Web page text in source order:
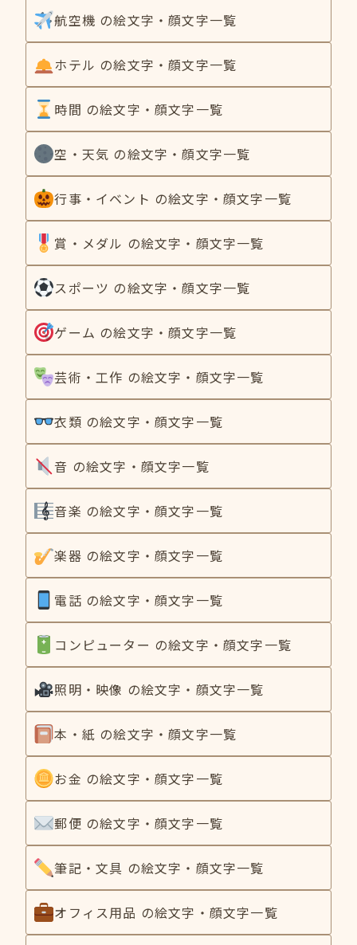
航空機 の絵文字・顔文字一覧
ホテル の絵文字・顔文字一覧
時間 の絵文字・顔文字一覧
空・天気 の絵文字・顔文字一覧
行事・イベント の絵文字・顔文字一覧
賞・メダル の絵文字・顔文字一覧
スポーツ の絵文字・顔文字一覧
ゲーム の絵文字・顔文字一覧
芸術・工作 の絵文字・顔文字一覧
衣類 の絵文字・顔文字一覧
音 の絵文字・顔文字一覧
音楽 の絵文字・顔文字一覧
楽器 の絵文字・顔文字一覧
電話 の絵文字・顔文字一覧
コンピューター の絵文字・顔文字一覧
照明・映像 の絵文字・顔文字一覧
本・紙 の絵文字・顔文字一覧
お金 の絵文字・顔文字一覧
郵便 の絵文字・顔文字一覧
筆記・文具 の絵文字・顔文字一覧
オフィス用品 の絵文字・顔文字一覧